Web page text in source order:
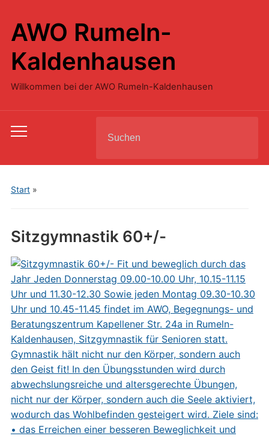
AWO Rumeln-
Kaldenhausen
Willkommen bei der AWO Rumeln-Kaldenhausen
Toggle
menu
for:
Start»
Sitzgymnastik 60+/-